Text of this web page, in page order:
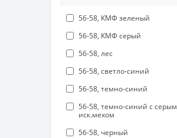
56-58, КМФ зеленый
56-58, КМФ серый
56-58, лес
56-58, светло-синий
56-58, темно-синий
56-58, темно-синий с серым
иск.мехом
56-58, черный